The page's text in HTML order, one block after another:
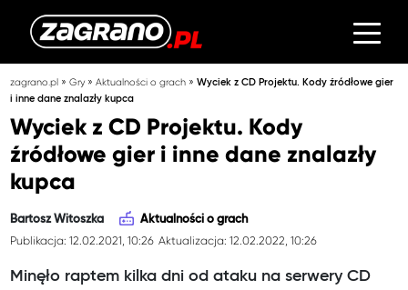
zagrano.pl »Gry»Aktualności o grach »Wyciek z CD Projektu. Kody źródłowe gier
i inne dane znalazły kupca
Wyciek z CD Projektu. Kody
źródłowe gier i inne dane znalazły
kupca
Bartosz Witoszka Aktualności o grach
Publikacja: 12.02.2021, 10:26 Aktualizacja: 12.02.2022, 10:26
Minęło raptem kilka dni od ataku na serwery CD